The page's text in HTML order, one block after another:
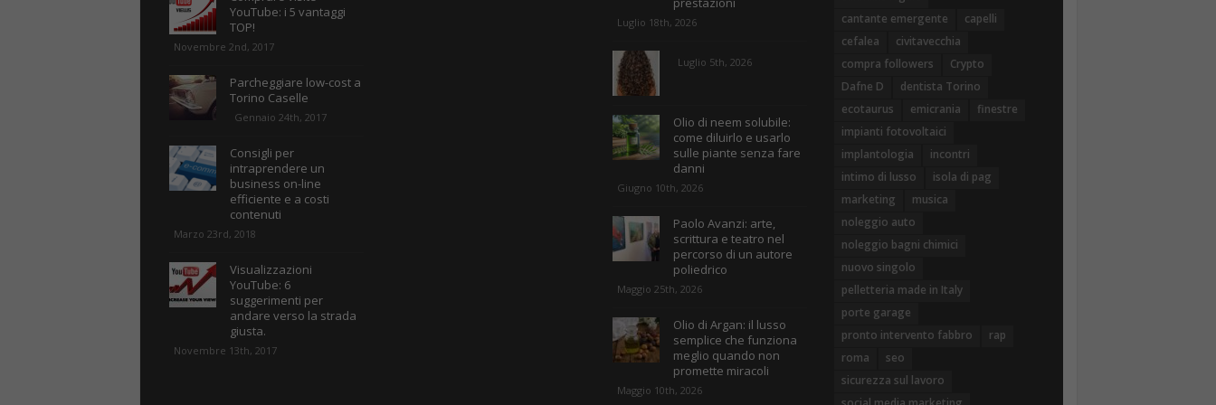
YouTube: i 5 vantaggi
TOP!
Novembre 2nd, 2017
Parcheggiare low-cost a
Torino Caselle
Gennaio 24th, 2017
Consigli per
intraprendere un
business on-line
efficiente e a costi
contenuti
Marzo 23rd, 2018
Visualizzazioni
YouTube: 6
suggerimenti per
andare verso la strada
giusta.
Novembre 13th, 2017
Luglio 18th, 2026
Luglio 5th, 2026
Olio di neem solubile:
come diluirlo e usarlo
sulle piante senza fare
danni
Giugno 10th, 2026
Paolo Avanzi: arte,
scrittura e teatro nel
percorso di un autore
poliedrico
Maggio 25th, 2026
Olio di Argan: il lusso
semplice che funziona
meglio quando non
promette miracoli
Maggio 10th, 2026
cantante emergente
capelli
cefalea
civitavecchia
compra followers
Crypto
Dafne D
dentista Torino
ecotaurus
emicrania
finestre
impianti fotovoltaici
implantologia
incontri
intimo di lusso
isola di pag
marketing
musica
noleggio auto
noleggio bagni chimici
nuovo singolo
pelletteria made in Italy
porte garage
pronto intervento fabbro
rap
roma
seo
sicurezza sul lavoro